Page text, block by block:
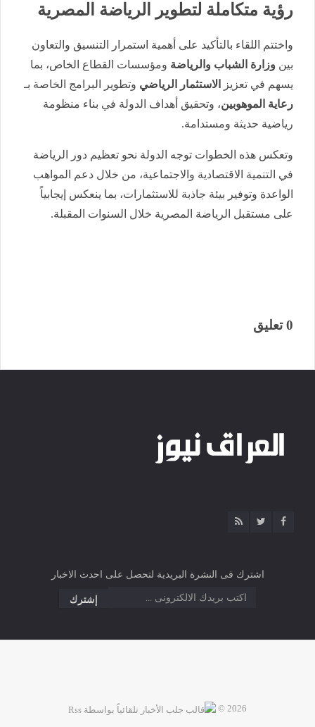
رؤية متكاملة لتطوير الرياضة المصرية
واختتم اللقاء بالتأكيد على أهمية استمرار التنسيق والتعاون
بين وزارة الشباب والرياضة ومؤسسات القطاع الخاص، بما
يسهم في تعزيز
الاستثمار الرياضي وتطوير البرامج الخاصة بـ
رعاية الموهوبين، وتحقيق أهداف الدولة في بناء منظومة
رياضية حديثة ومستدامة.
وتعكس هذه الخطوات توجه الدولة نحو تعظيم دور الرياضة
في التنمية الاقتصادية والاجتماعية، من خلال دعم المواهب
الواعدة وتوفير بيئة جاذبة للاستثمارات، بما ينعكس إيجابياً
على مستقبل الرياضة المصرية خلال السنوات المقبلة.
0 تعليق
اشترك فى النشرة البريدية لتحصل على احدث الاخبار
2026 ©